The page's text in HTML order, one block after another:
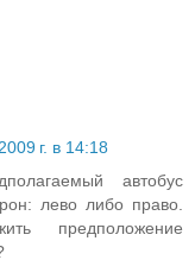
г. в 14:18
автобус
лево либо право.
предположение